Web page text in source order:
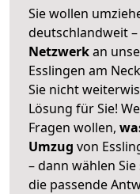
Sie wollen
deutschlandweit
Netzwerkan
Esslingen am
Sie nicht
Lösung für Sie!
Fragen wollen,
Umzug von
– dann wählen
die passende